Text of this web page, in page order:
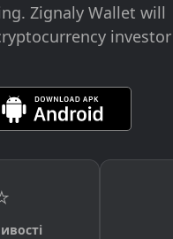
Zignaly Wallet will
investor